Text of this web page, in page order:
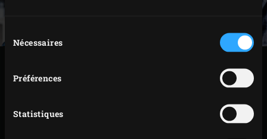
duNécessaires
Préférences
Statistiquesplacez la canette sur la grille. Fermez le couvercle de